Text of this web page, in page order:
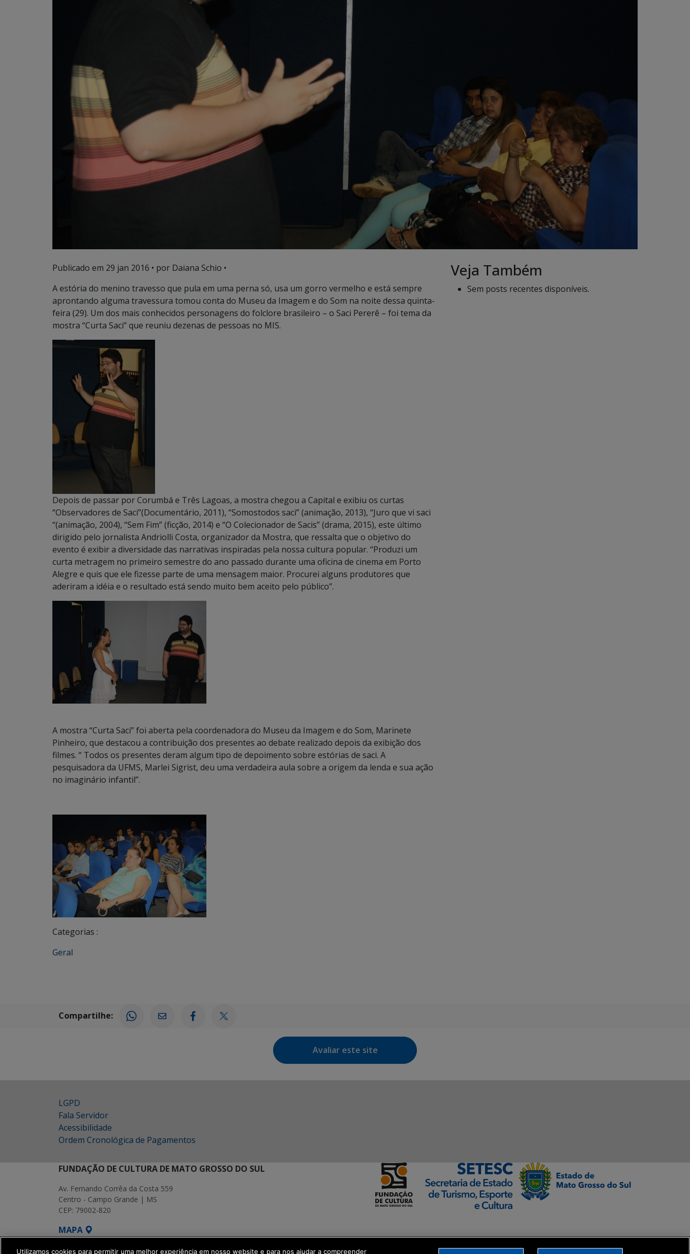
Publicado em 29 jan 2016 • por Daiana Schio •
A estória do menino travesso que pula em uma perna só, usa um gorro vermelho e está sempre
aprontando alguma travessura tomou conta do Museu da Imagem e do Som na noite dessa quinta-
feira (29). Um dos mais conhecidos personagens do folclore brasileiro – o Saci Pererê – foi tema da
mostra “Curta Saci” que reuniu dezenas de pessoas no MIS.
Depois de passar por Corumbá e Três Lagoas, a mostra chegou a Capital e exibiu os curtas
“Observadores de Saci”(Documentário, 2011), “Somostodos saci” (animação, 2013), “Juro que vi saci
“(animação, 2004), “Sem Fim” (ficção, 2014) e “O Colecionador de Sacis” (drama, 2015), este último
dirigido pelo jornalista Andriolli Costa, organizador da Mostra, que ressalta que o objetivo do
evento é exibir a diversidade das narrativas inspiradas pela nossa cultura popular. “Produzi um
curta metragem no primeiro semestre do ano passado durante uma oficina de cinema em Porto
Alegre e quis que ele fizesse parte de uma mensagem maior. Procurei alguns produtores que
aderiram a idéia e o resultado está sendo muito bem aceito pelo público”.
A mostra “Curta Saci” foi aberta pela coordenadora do Museu da Imagem e do Som, Marinete
Pinheiro, que destacou a contribuição dos presentes ao debate realizado depois da exibição dos
filmes. “ Todos os presentes deram algum tipo de depoimento sobre estórias de saci. A
pesquisadora da UFMS, Marlei Sigrist, deu uma verdadeira aula sobre a origem da lenda e sua ação
no imaginário infantil”.
Categorias :
Geral
Veja Também
Sem posts recentes disponíveis.
Compartilhe:
Avaliar este site
LGPD
Fala Servidor
Acessibilidade
Ordem Cronológica de Pagamentos
FUNDAÇÃO DE CULTURA DE MATO GROSSO DO SUL
Av. Fernando Corrêa da Costa 559
Centro - Campo Grande | MS
CEP: 79002-820
MAPA
SETDIG | Secretaria-Executiva de Transformação Digital
Utilizamos cookies para permitir uma melhor experiência em nosso website e para nos ajudar a compreender